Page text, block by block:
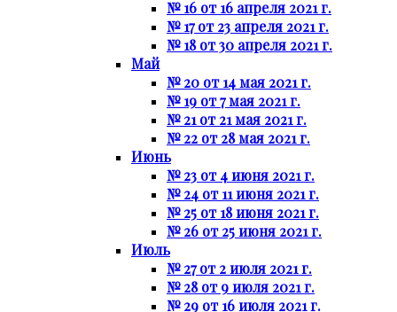
№ 16 от 16 апреля 2021 г.
№ 17 от 23 апреля 2021 г.
№ 18 от 30 апреля 2021 г.
Май
№ 20 от 14 мая 2021 г.
№ 19 от 7 мая 2021 г.
№ 21 от 21 мая 2021 г.
№ 22 от 28 мая 2021 г.
Июнь
№ 23 от 4 июня 2021 г.
№ 24 от 11 июня 2021 г.
№ 25 от 18 июня 2021 г.
№ 26 от 25 июня 2021 г.
Июль
№ 27 от 2 июля 2021 г.
№ 28 от 9 июля 2021 г.
№ 29 от 16 июля 2021 г.